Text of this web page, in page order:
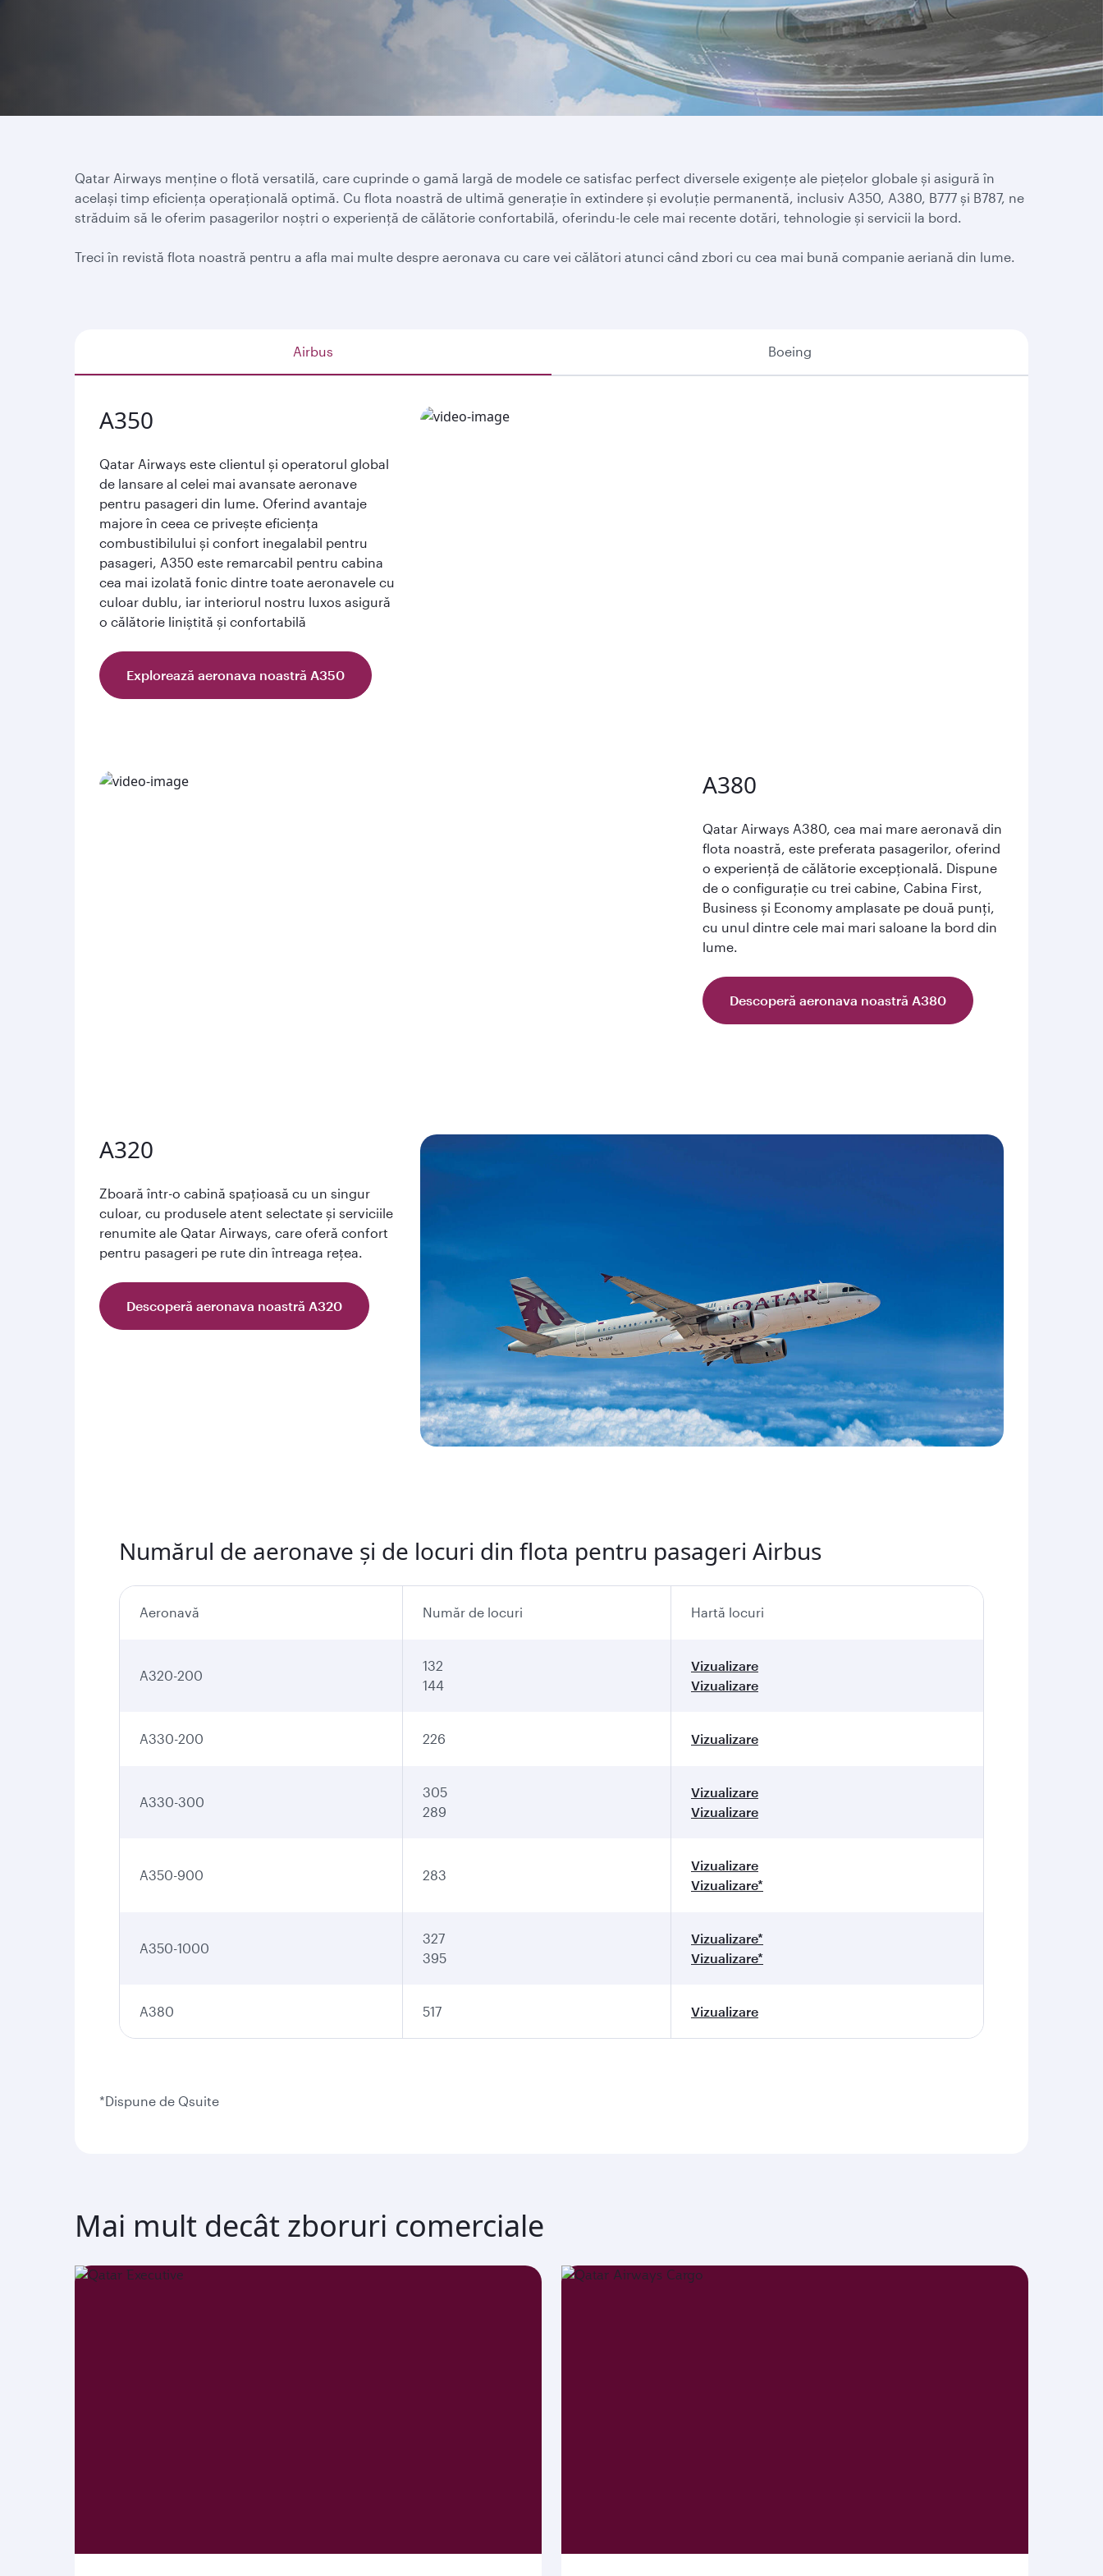
Qatar Airways menține o flotă versatilă, care cuprinde o gamă largă de modele ce satisfac perfect diversele exigențe ale piețelor globale și asigură în
același timp eficiența operațională optimă. Cu flota noastră de ultimă generație în extindere și evoluție permanentă, inclusiv A350, A380, B777 și B787, ne
străduim să le oferim pasagerilor noștri o experiență de călătorie confortabilă, oferindu-le cele mai recente dotări, tehnologie și servicii la bord.
Treci în revistă flota noastră pentru a afla mai multe despre aeronava cu care vei călători atunci când zbori cu cea mai bună companie aeriană din lume.
Airbus Boeing
A350
Qatar Airways este clientul și operatorul global
de lansare al celei mai avansate aeronave
pentru pasageri din lume. Oferind avantaje
majore în ceea ce privește eficiența
combustibilului și confort inegalabil pentru
pasageri, A350 este remarcabil pentru cabina
cea mai izolată fonic dintre toate aeronavele cu
culoar dublu, iar interiorul nostru luxos asigură
o călătorie liniștită și confortabilă
Explorează aeronava noastră A350
A380
Qatar Airways A380, cea mai mare aeronavă din
flota noastră, este preferata pasagerilor, oferind
o experiență de călătorie excepțională. Dispune
de o configurație cu trei cabine, Cabina First,
Business și Economy amplasate pe două punți,
cu unul dintre cele mai mari saloane la bord din
lume.
Descoperă aeronava noastră A380
A320
Zboară într-o cabină spațioasă cu un singur
culoar, cu produsele atent selectate și serviciile
renumite ale Qatar Airways, care oferă confort
pentru pasageri pe rute din întreaga rețea.
Descoperă aeronava noastră A320
Numărul de aeronave și de locuri din flota pentru pasageri Airbus
Aeronavă Număr de locuri Hartă locuri
A320-200
132
144
Vizualizare
Vizualizare
A330-200 226 Vizualizare
A330-300
305
289
Vizualizare
Vizualizare
A350-900 283
Vizualizare
Vizualizare*
A350-1000
327
395
Vizualizare*
Vizualizare*
A380 517 Vizualizare
*Dispune de Qsuite
Mai mult decât zboruri comerciale